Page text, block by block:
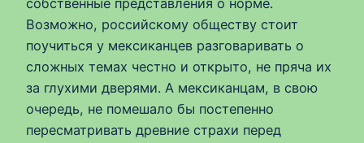
собственные представления о норме.
Возможно, российскому обществу стоит
поучиться у мексиканцев разговаривать о
сложных темах честно и открыто, не пряча их
за глухими дверями. А мексиканцам, в свою
очередь, не помешало бы постепенно
пересматривать древние страхи перед